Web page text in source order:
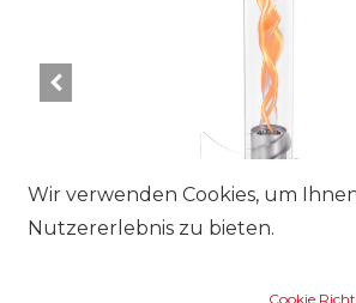
Wir verwenden Cookies, um
Nutzererlebnis zu bieten.
Cookie